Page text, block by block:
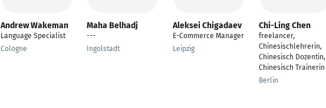
Andrew Wakeman
Language Specialist
Cologne
Maha Belhadj
---
Ingolstadt
Aleksei Chigadaev
E-Commerce Manager
Leipzig
Chi-Ling Chen
freelancer,
Chinesischlehrerin,
Chinesisch Dozentin,
Chinesisch Trainerin
Berlin